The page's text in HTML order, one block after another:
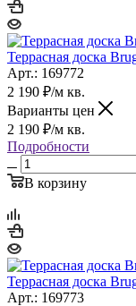
Террасная доска
Арт.: 169772
2 190 ₽/м кв.
Варианты цен
2 190 ₽/м кв.
Подробности
В корзину
Террасная доска
Арт.: 169773